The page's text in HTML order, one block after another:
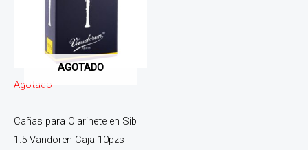
AGOTADO
Agotado
Cañas para Clarinete en Sib
1.5 Vandoren Caja 10pzs